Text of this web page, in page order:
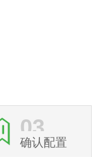
03
确认配置